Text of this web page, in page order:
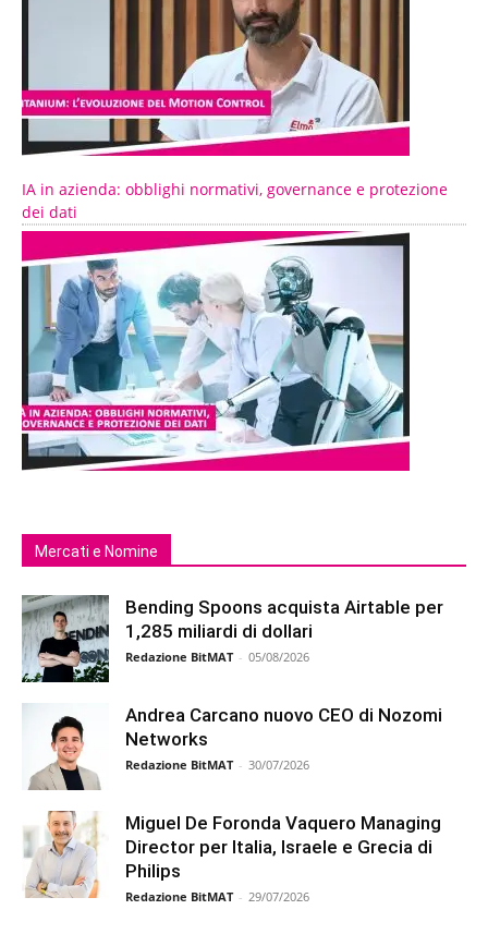
IA in azienda: obblighi normativi, governance e protezione
dei dati
Mercati e Nomine
Bending Spoons acquista Airtable per
1,285 miliardi di dollari
Redazione BitMAT - 05/08/2026
Andrea Carcano nuovo CEO di Nozomi
Networks
Redazione BitMAT - 30/07/2026
Miguel De Foronda Vaquero Managing
Director per Italia, Israele e Grecia di
Philips
Redazione BitMAT - 29/07/2026